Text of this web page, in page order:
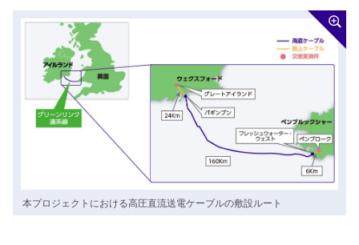
本プロジェクトにおける高圧直流送電ケーブルの敷設ルート